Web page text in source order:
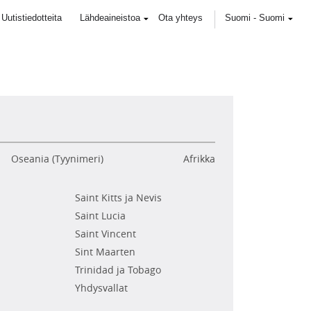
Uutistiedotteita Lähdeaineistoa Ota yhteys Suomi - Suomi
Oseania (Tyynimeri) Afrikka
Saint Kitts ja Nevis
Saint Lucia
Saint Vincent
Sint Maarten
Trinidad ja Tobago
Yhdysvallat